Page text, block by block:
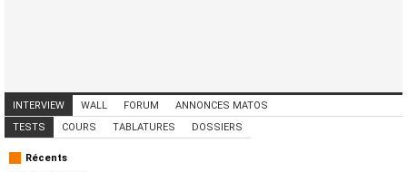
INTERVIEW WALL FORUM
ANNONCES MATOS
ANNONCES MUSICIENS
CONCERTS
TESTS COURS TABLATURES DOSSIERS
Récents